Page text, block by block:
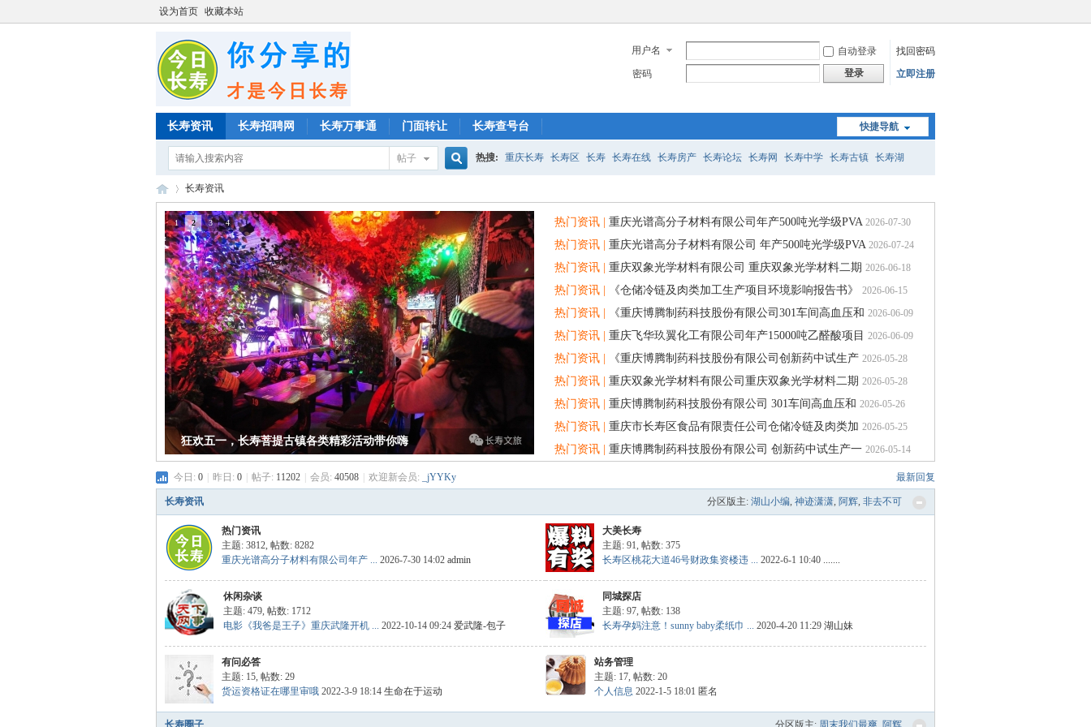
设为首页 收藏本站
用户名 自动登录
找回密码
密码
登录 立即注册
快捷导航
长寿资讯 长寿招聘网 长寿万事通 门面转让 长寿查号台
帖子
索
热搜: 重庆长寿 长寿区 长寿 长寿在线 长寿房产 长寿论坛 长寿网 长寿中学 长寿古镇 长寿湖
»
长寿资讯
狂欢五一，长寿菩提古镇各类精彩活动带你嗨
1 2 3 4 热门资讯 | 重庆光谱高分子材料有限公司年产500吨光学级PVA 2026-07-30
热门资讯 | 重庆光谱高分子材料有限公司 年产500吨光学级PVA 2026-07-24
热门资讯 | 重庆双象光学材料有限公司 重庆双象光学材料二期 2026-06-18
热门资讯 | 《仓储冷链及肉类加工生产项目环境影响报告书》 2026-06-15
热门资讯 | 《重庆博腾制药科技股份有限公司301车间高血压和 2026-06-09
热门资讯 | 重庆飞华玖翼化工有限公司年产15000吨乙醛酸项目 2026-06-09
热门资讯 | 《重庆博腾制药科技股份有限公司创新药中试生产 2026-05-28
热门资讯 | 重庆双象光学材料有限公司重庆双象光学材料二期 2026-05-28
热门资讯 | 重庆博腾制药科技股份有限公司 301车间高血压和 2026-05-26
热门资讯 | 重庆市长寿区食品有限责任公司仓储冷链及肉类加 2026-05-25
热门资讯 | 重庆博腾制药科技股份有限公司 创新药中试生产一 2026-05-14
今日: 0 昨日: 0 帖子: 11202 会员: 40508 欢迎新会员: _jYYKy 最新回复
分区版主: 湖山小编, 神迹潇潇, 阿辉, 非去不可
长寿资讯
热门资讯
主题: 3812, 帖数: 8282
重庆光谱高分子材料有限公司年产 ... 2026-7-30 14:02 admin
大美长寿
主题: 91, 帖数: 375
长寿区桃花大道46号财政集资楼违 ... 2022-6-1 10:40 .......
休闲杂谈
主题: 479, 帖数: 1712
电影《我爸是王子》重庆武隆开机 ... 2022-10-14 09:24 爱武隆-包子
同城探店
主题: 97, 帖数: 138
长寿孕妈注意！sunny baby柔纸巾 ... 2020-4-20 11:29 湖山妹
有问必答
主题: 15, 帖数: 29
货运资格证在哪里审哦 2022-3-9 18:14 生命在于运动
站务管理
主题: 17, 帖数: 20
个人信息 2022-1-5 18:01 匿名
分区版主: 周末我们最爽 阿辉
长寿圈子